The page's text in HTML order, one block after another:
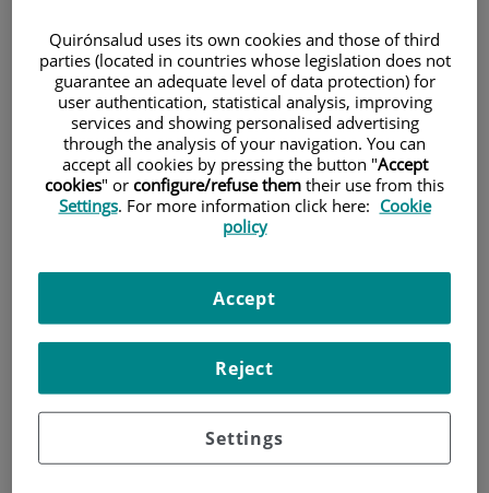
Pacientes y visitantes
Investigación
Quirónsalud uses its own cookies and those of third
parties (located in countries whose legislation does not
guarantee an adequate level of data protection) for
user authentication, statistical analysis, improving
services and showing personalised advertising
through the analysis of your navigation. You can
accept all cookies by pressing the button "Accept
cookies" or configure/refuse them their use from this
Settings. For more information click here: Cookie
policy
Settings
Reject
Accept